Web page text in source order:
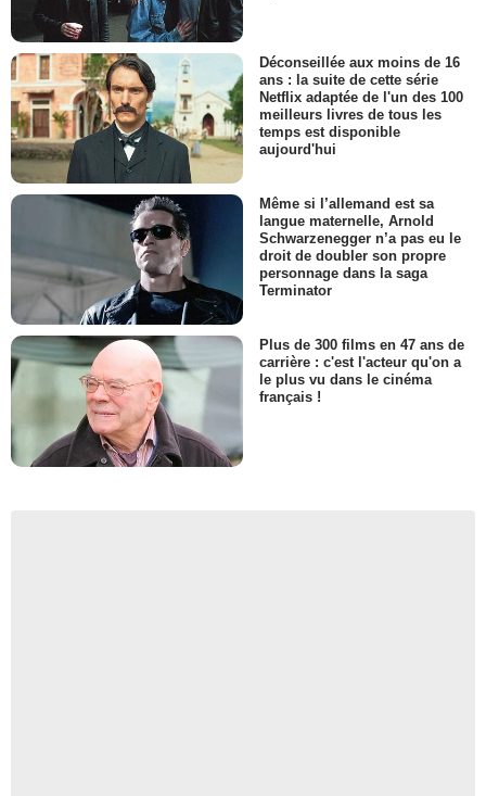
Déconseillée aux moins de 16
ans : la suite de cette série
Netflix adaptée de l'un des 100
meilleurs livres de tous les
temps est disponible
aujourd'hui
Même si l’allemand est sa
langue maternelle, Arnold
Schwarzenegger n’a pas eu le
droit de doubler son propre
personnage dans la saga
Terminator
Plus de 300 films en 47 ans de
carrière : c'est l'acteur qu'on a
le plus vu dans le cinéma
français !